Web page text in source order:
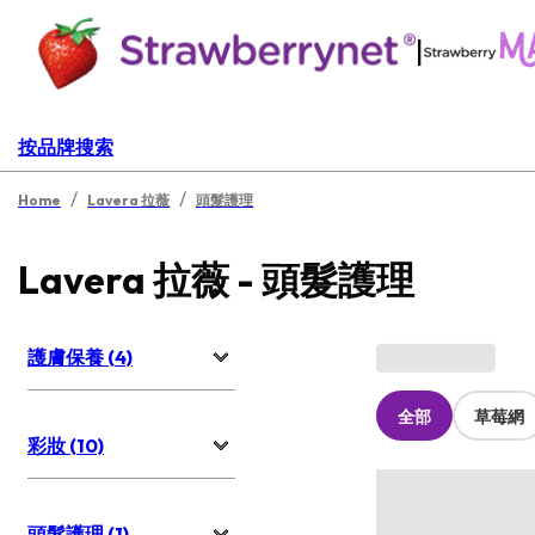
|
按品牌搜索
Home / Lavera 拉薇 / 頭髮護理
Lavera 拉薇 - 頭髮護理
護膚保養 (4)
彩妝 (10)
全部 草莓網